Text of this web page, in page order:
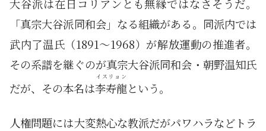
大谷派は在日コリアンとも無縁ではなさそうだ。
「真宗大谷派同和会」なる組織がある。同派内では
武内了温氏（1891～1968）が解放運動の推進者。
その系譜を継ぐのが真宗大谷派同和会・朝野温知氏
だが、その本名は李寿龍
イスリョン
という。
人権問題には大変熱心な教派だがパワハラなどトラ